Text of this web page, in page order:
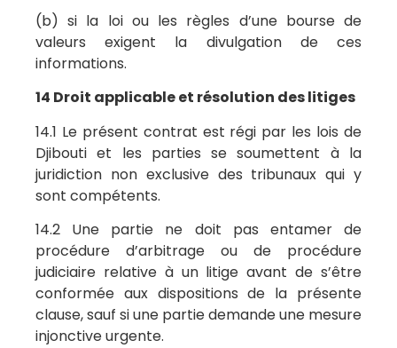
(b) si la loi ou les règles d’une bourse de
valeurs exigent la divulgation de ces
informations.
14 Droit applicable et résolution des litiges
14.1 Le présent contrat est régi par les lois de
Djibouti et les parties se soumettent à la
juridiction non exclusive des tribunaux qui y
sont compétents.
14.2 Une partie ne doit pas entamer de
procédure d’arbitrage ou de procédure
judiciaire relative à un litige avant de s’être
conformée aux dispositions de la présente
clause, sauf si une partie demande une mesure
injonctive urgente.